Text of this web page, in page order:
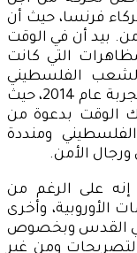
فرنسا، حيث أن
بيد أن في الوقت
التي كانت
لدعم الشعب الفلسطيني
بحجة الخوف من التجاوزات، ومن تكرار تجربة عام 2014، حيث
الوقت بدعوة من
ومنددة
الأمن.
إنه على الرغم من
الأوروبية، وأخرى
في القدس وبخصوص
ومن غير